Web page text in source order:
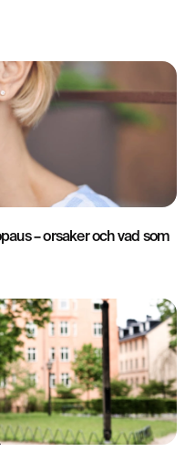
– orsaker och vad som